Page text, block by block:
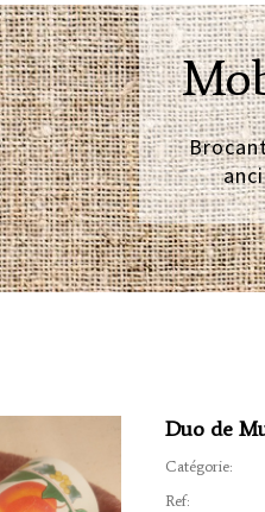
Duo de
Catégorie:
Ref: